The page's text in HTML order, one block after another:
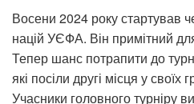
Восени 2024 року стартував
націй УЄФА. Він примітний
Тепер шанс потрапити до
які посіли другі місця у своїх
Учасники головного турніру